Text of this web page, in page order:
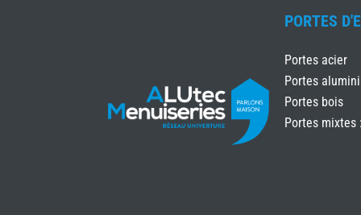
PORTES
Portes acier
Portes
Portes bois
Portes